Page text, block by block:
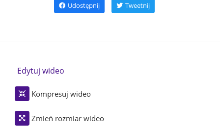
Udostępnij Tweetnij
Edytuj wideo
Kompresuj wideo
Zmień rozmiar wideo